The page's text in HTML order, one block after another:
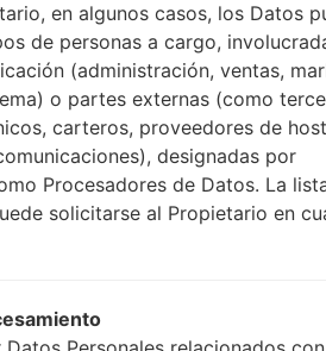
sus características
LGAS870
LG Optimus F5
Mayo, 2013
9.3 milímetros (0.37
126 x 64.5 milímetros (4.96 x
1.2 GHz Krait, Qualcomm
en algunos casos, los Datos
de personas a cargo,
(administración, ventas,
o partes externas (como
carteros, proveedores de
designadas por
Procesadores de Datos. La
solicitarse al Propietario en